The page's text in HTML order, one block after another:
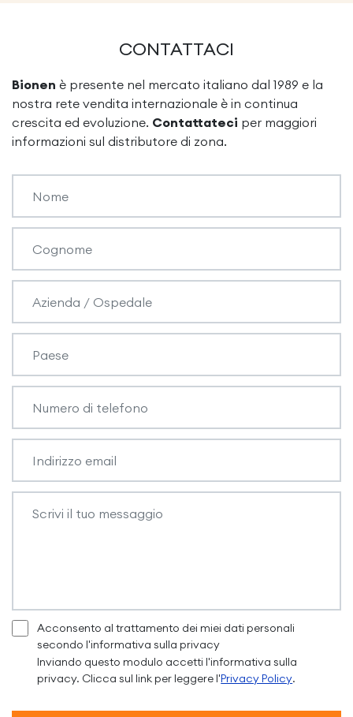
CONTATTACI
Bionen è presente nel mercato italiano dal 1989 e la
nostra rete vendita internazionale è in continua
crescita ed evoluzione. Contattateci per maggiori
informazioni sul distributore di zona.
Acconsento al trattamento dei miei dati personali
secondo l'informativa sulla privacy
Inviando questo modulo accetti l'informativa sulla
privacy. Clicca sul link per leggere l'Privacy Policy.